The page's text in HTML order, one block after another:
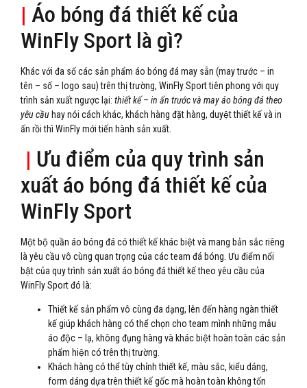
| Áo bóng đá thiết kế của
WinFly Sport là gì?
Khác với đa số các sản phẩm áo bóng đá may sẵn (may trước – in
tên – số – logo sau) trên thị trường, WinFly Sport tiên phong với quy
trình sản xuất ngược lại: thiết kế – in ấn trước và may áo bóng đá theo
yêu cầuhay nói cách khác, khách hàng đặt hàng, duyệt thiết kế và in
ấn rồi thì WinFly mới tiến hành sản xuất.
| Ưu điểm của quy trình sản
xuất áo bóng đá thiết kế của
WinFly Sport
Một bộ quần áo bóng đá có thiết kế khác biệt và mang bản sắc riêng
là yêu cầu vô cùng quan trọng của các team đá bóng. Ưu điểm nổi
bật của quy trình sản xuất áo bóng đá thiết kế theo yêu cầu của
WinFly Sport đó là:
Thiết kế sản phẩm vô cùng đa dạng, lên đến hàng ngàn thiết
kế giúp khách hàng có thể chọn cho team mình những mẫu
áo độc – lạ, không đụng hàng và khác biệt hoàn toàn các sản
phẩm hiện có trên thị trường.
Khách hàng có thể tùy chỉnh thiết kế, màu sắc, kiểu dáng,
form dáng dựa trên thiết kế gốc mà hoàn toàn không tốn